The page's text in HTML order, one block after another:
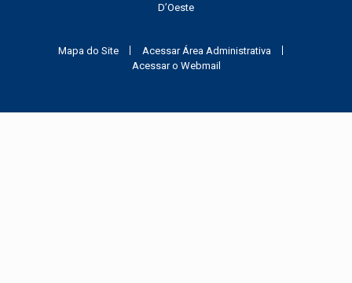
D’Oeste
Mapa do Site
Acessar Área Administrativa
Acessar o Webmail